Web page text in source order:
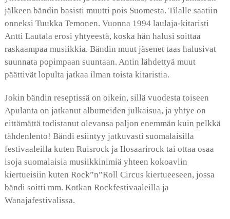
jälkeen bändin basisti muutti pois Suomesta. Tilalle saatiin
onneksi Tuukka Temonen. Vuonna 1994 laulaja-kitaristi
Antti Lautala erosi yhtyeestä, koska hän halusi soittaa
raskaampaa musiikkia. Bändin muut jäsenet taas halusivat
suunnata popimpaan suuntaan. Antin lähdettyä muut
päättivät lopulta jatkaa ilman toista kitaristia.
Jokin bändin reseptissä on oikein, sillä vuodesta toiseen
Apulanta on jatkanut albumeiden julkaisua, ja yhtye on
eittämättä todistanut olevansa paljon enemmän kuin pelkkä
tähdenlento! Bändi esiintyy jatkuvasti suomalaisilla
festivaaleilla kuten Ruisrock ja Ilosaarirock tai ottaa osaa
isoja suomalaisia musiikkinimiä yhteen kokoaviin
kiertueisiin kuten Rock”n”Roll Circus kiertueeseen, jossa
bändi soitti mm. Kotkan Rockfestivaaleilla ja
Wanajafestivalissa.